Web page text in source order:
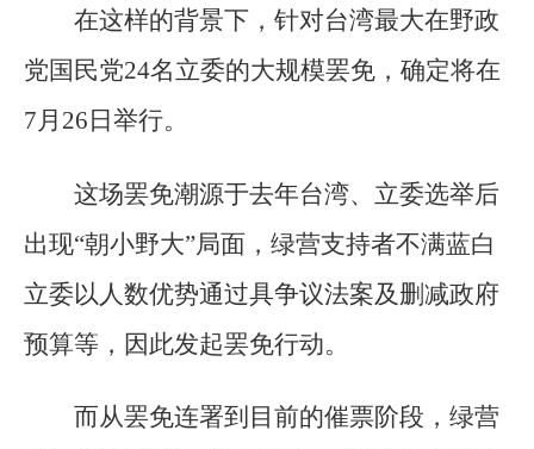
在这样的背景下，针对台湾最大在野政
党国民党24名立委的大规模罢免，确定将在
7月26日举行。
这场罢免潮源于去年台湾、立委选举后
出现“朝小野大”局面，绿营支持者不满蓝白
立委以人数优势通过具争议法案及删减政府
预算等，因此发起罢免行动。
而从罢免连署到目前的催票阶段，绿营